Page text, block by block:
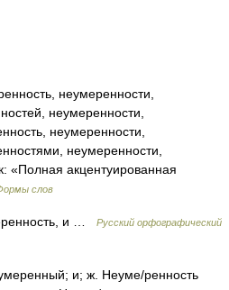
неумеренности,
неумеренности,
неумеренности,
неумеренности,
«Полная акцентуированная
слов
и …
Русский орфографический
и; ж. Неуме/ренность